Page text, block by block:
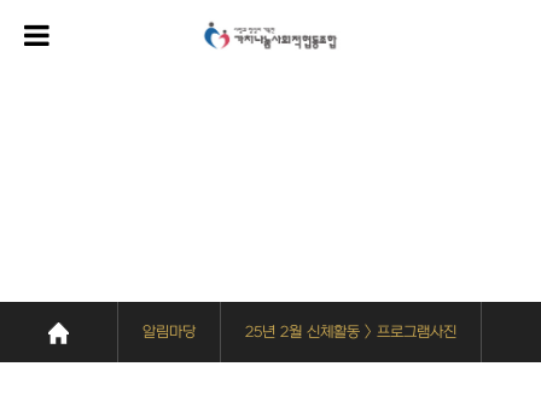
알림마당 25년 2월 신체활동 > 프로그램사진